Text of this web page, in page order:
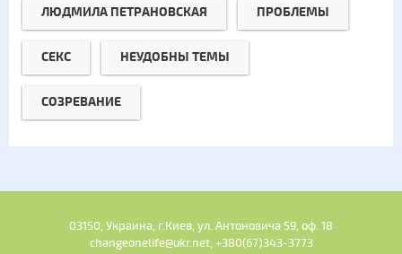
ЛЮДМИЛА ПЕТРАНОВСКАЯ ПРОБЛЕМЫ
СЕКС НЕУДОБНЫ ТЕМЫ
СОЗРЕВАНИЕ
03150, Украина, г.Киев, ул. Антоновича 59, оф. 18
changeonelife@ukr.net, +380(67)343-3773